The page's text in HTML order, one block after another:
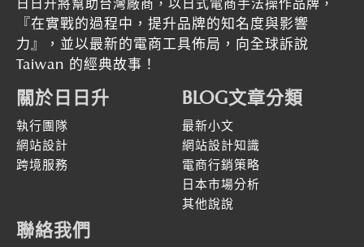
日日升將幫助台灣廠商，以日式電商手法操作品牌，
『在實戰的過程中，提升品牌的知名度與影響
力』
，並以最新的電商工具佈局，向全球訴說
Taiwan 的經典故事！
關於日日升
執行團隊
網站設計
跨境服務
BLOG文章分類
最新小文
網站設計知識
電商行銷策略
日本市場分析
其他說說
聯絡我們